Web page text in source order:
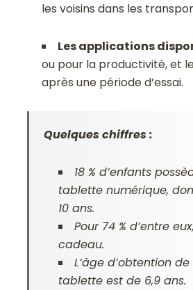
les voisins dans les
Les applications
ou pour la productivité, et
après une période d’essai.
Quelques chiffres :
18 % d’enfants
tablette numérique,
10 ans.
Pour 74 % d’entre
cadeau.
L’âge d’obtention
tablette est de 6,9 ans.